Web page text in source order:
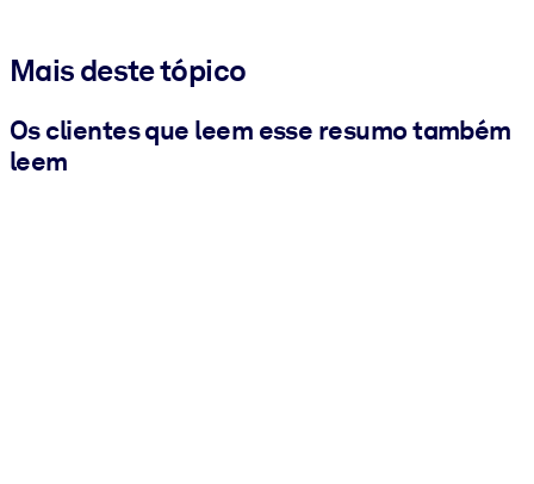
Mais deste tópico
Os clientes que leem esse resumo também
leem